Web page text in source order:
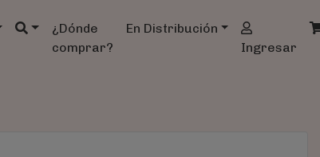
¿Dónde
comprar?
En Distribución
Ingresar